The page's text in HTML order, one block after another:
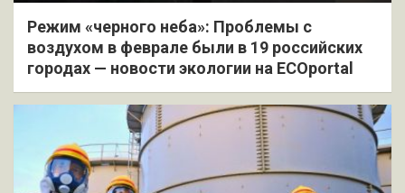
Режим «черного неба»: Проблемы с
воздухом в феврале были в 19 российских
городах — новости экологии на ECOportal